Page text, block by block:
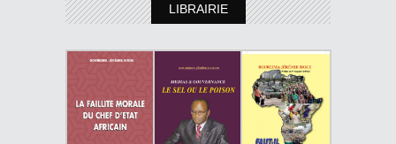
LIBRAIRIE